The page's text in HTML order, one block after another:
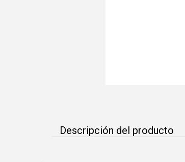
Descripción del producto